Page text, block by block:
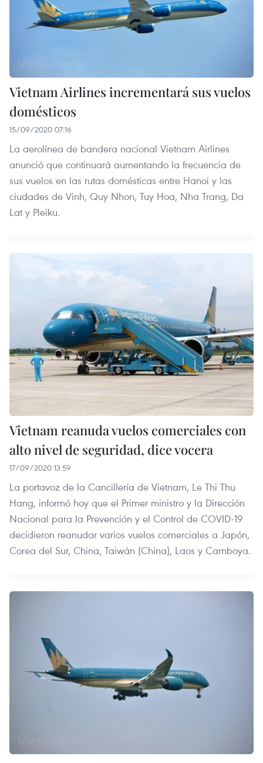
Vietnam Airlines incrementará sus vuelos
domésticos
15/09/2020 07:16
La aerolínea de bandera nacional Vietnam Airlines
anunció que continuará aumentando la frecuencia de
sus vuelos en las rutas domésticas entre Hanoi y las
ciudades de Vinh, Quy Nhon, Tuy Hoa, Nha Trang, Da
Lat y Pleiku.
Vietnam reanuda vuelos comerciales con
alto nivel de seguridad, dice vocera
17/09/2020 13:59
La portavoz de la Cancillería de Vietnam, Le Thi Thu
Hang, informó hoy que el Primer ministro y la Dirección
Nacional para la Prevención y el Control de COVID-19
decidieron reanudar varios vuelos comerciales a Japón,
Corea del Sur, China, Taiwán (China), Laos y Camboya.